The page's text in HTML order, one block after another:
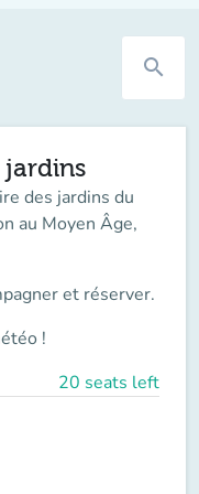
search
jardins
des jardins du
au Moyen Âge,
et réserver.
!
20 seats left